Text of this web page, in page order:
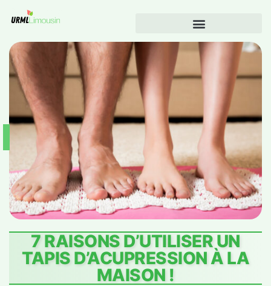
7 RAISONS D’UTILISER UN
TAPIS D’ACUPRESSION À LA
MAISON !